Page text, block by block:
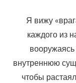
Я вижу
каждого из
внутреннюю
чтобы